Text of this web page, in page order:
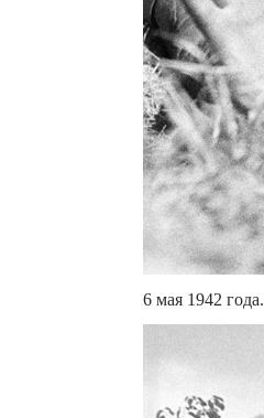
6 мая 1942 года.